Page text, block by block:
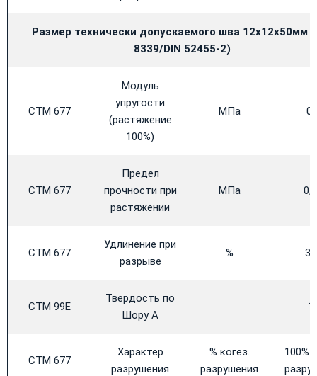
Размер технически допускаемого шва 12х12х50мм (
8339/DIN 52455-2)
CTM 677
Модуль
упругости
(растяжение
100%)
МПа
CTM 677
Предел
прочности при
растяжении
МПа
CTM 677
Удлинение при
разрыве
%
CTM 99E
Твердость по
Шору А
CTM 677
Характер
разрушения
% когез.
разрушения
100%